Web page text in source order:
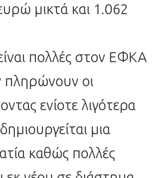
μικτά και 1.062
πολλές στον ΕΦΚΑ
πληρώνουν οι
ενίοτε λιγότερα
μια
καθώς πολλές